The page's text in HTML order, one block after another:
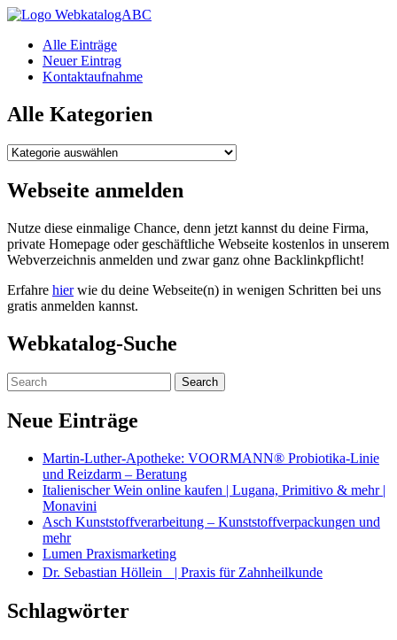
WebkatalogABC
Alle Einträge
Neuer Eintrag
Kontaktaufnahme
Alle Kategorien
Alle
Webseite anmelden
Nutze diese einmalige Chance, denn jetzt kannst du deine Firma,
private Homepage oder geschäftliche Webseite kostenlos in unserem
Webverzeichnis anmelden und zwar ganz ohne Backlinkpflicht!
Erfahre hierwie du deine Webseite(n) in wenigen Schritten bei uns
gratis anmelden kannst.
Webkatalog-Suche
Neue Einträge
Martin-Luther-Apotheke: VOORMANN® Probiotika-Linie
und Reizdarm – Beratung
Italienischer Wein online kaufen | Lugana, Primitivo & mehr |
Monavini
Asch Kunststoffverarbeitung – Kunststoffverpackungen und
mehr
Lumen Praxismarketing
Dr. Sebastian Höllein | Praxis für Zahnheilkunde
Schlagwörter